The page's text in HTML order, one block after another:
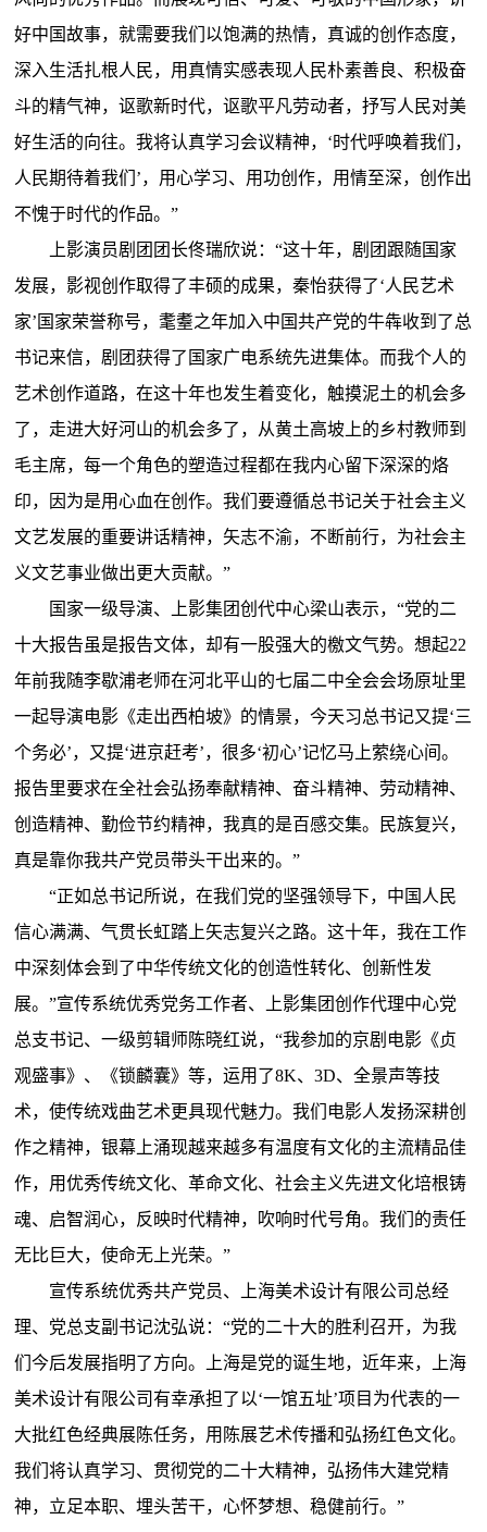
好中国故事，就需要我们以饱满的热情，真诚的创作态度，
深入生活扎根人民，用真情实感表现人民朴素善良、积极奋
斗的精气神，讴歌新时代，讴歌平凡劳动者，抒写人民对美
好生活的向往。我将认真学习会议精神，‘时代呼唤着我们，
人民期待着我们’，用心学习、用功创作，用情至深，创作出
不愧于时代的作品。”
上影演员剧团团长佟瑞欣说：“这十年，剧团跟随国家
发展，影视创作取得了丰硕的成果，秦怡获得了‘人民艺术
家’国家荣誉称号，耄耋之年加入中国共产党的牛犇收到了总
书记来信，剧团获得了国家广电系统先进集体。而我个人的
艺术创作道路，在这十年也发生着变化，触摸泥土的机会多
了，走进大好河山的机会多了，从黄土高坡上的乡村教师到
毛主席，每一个角色的塑造过程都在我内心留下深深的烙
印，因为是用心血在创作。我们要遵循总书记关于社会主义
文艺发展的重要讲话精神，矢志不渝，不断前行，为社会主
义文艺事业做出更大贡献。”
国家一级导演、上影集团创代中心梁山表示，“党的二
十大报告虽是报告文体，却有一股强大的檄文气势。想起22
年前我随李歇浦老师在河北平山的七届二中全会会场原址里
一起导演电影《走出西柏坡》的情景，今天习总书记又提‘三
个务必’，又提‘进京赶考’，很多‘初心’记忆马上萦绕心间。
报告里要求在全社会弘扬奉献精神、奋斗精神、劳动精神、
创造精神、勤俭节约精神，我真的是百感交集。民族复兴，
真是靠你我共产党员带头干出来的。”
“正如总书记所说，在我们党的坚强领导下，中国人民
信心满满、气贯长虹踏上矢志复兴之路。这十年，我在工作
中深刻体会到了中华传统文化的创造性转化、创新性发
展。”宣传系统优秀党务工作者、上影集团创作代理中心党
总支书记、一级剪辑师陈晓红说，“我参加的京剧电影《贞
观盛事》、《锁麟囊》等，运用了8K、3D、全景声等技
术，使传统戏曲艺术更具现代魅力。我们电影人发扬深耕创
作之精神，银幕上涌现越来越多有温度有文化的主流精品佳
作，用优秀传统文化、革命文化、社会主义先进文化培根铸
魂、启智润心，反映时代精神，吹响时代号角。我们的责任
无比巨大，使命无上光荣。”
宣传系统优秀共产党员、上海美术设计有限公司总经
理、党总支副书记沈弘说：“党的二十大的胜利召开，为我
们今后发展指明了方向。上海是党的诞生地，近年来，上海
美术设计有限公司有幸承担了以‘一馆五址’项目为代表的一
大批红色经典展陈任务，用陈展艺术传播和弘扬红色文化。
我们将认真学习、贯彻党的二十大精神，弘扬伟大建党精
神，立足本职、埋头苦干，心怀梦想、稳健前行。”